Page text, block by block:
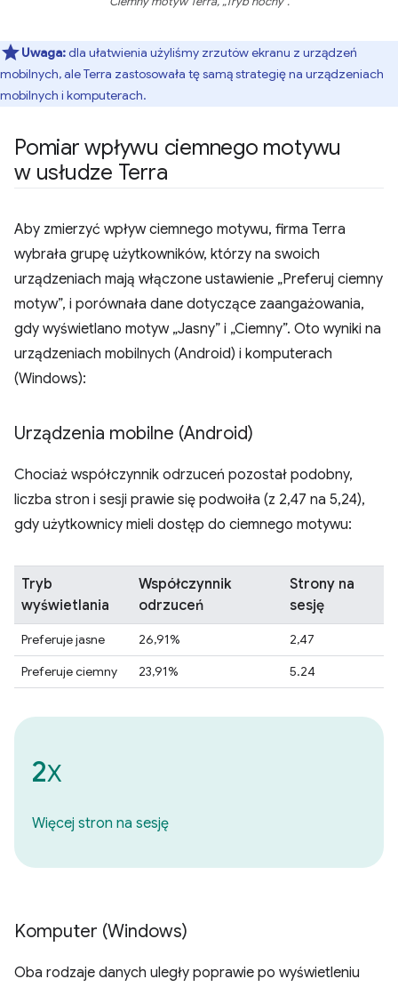
Uwaga:dla ułatwienia użyliśmy zrzutów ekranu z urządzeń
mobilnych, ale Terra zastosowała tę samą strategię na urządzeniach
mobilnych i komputerach.
Pomiar wpływu ciemnego motywu
w usłudze Terra
Aby zmierzyć wpływ ciemnego motywu, firma Terra
wybrała grupę użytkowników, którzy na swoich
urządzeniach mają włączone ustawienie „Preferuj ciemny
motyw”, i porównała dane dotyczące zaangażowania,
gdy wyświetlano motyw „Jasny” i „Ciemny”. Oto wyniki na
urządzeniach mobilnych (Android) i komputerach
(Windows):
Urządzenia mobilne (Android)
Chociaż współczynnik odrzuceń pozostał podobny,
liczba stron i sesji prawie się podwoiła (z 2,47 na 5,24),
gdy użytkownicy mieli dostęp do ciemnego motywu:
Tryb
wyświetlania
Współczynnik
odrzuceń
Strony na
sesję
Preferuje jasne 26,91%
2,47
Preferuje ciemny
23,91% 5.24
2X
Więcej stron na sesję
Komputer (Windows)
Oba rodzaje danych uległy poprawie po wyświetleniu